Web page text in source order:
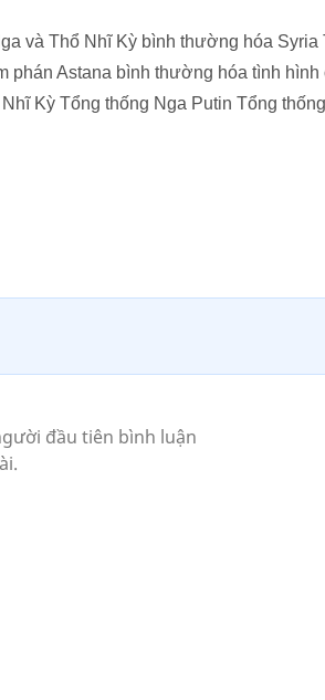
và Thổ Nhĩ Kỳ bình thường hóa Syria
phán Astana bình thường hóa tình
Kỳ Tổng thống Nga Putin Tổng